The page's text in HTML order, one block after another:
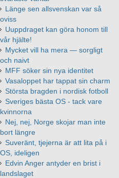
Länge sen allsvenskan var så
oviss
Uuppdraget kan göra honom till
vår hjälte!
Mycket vill ha mera — sorgligt
och naivt
MFF söker sin nya identitet
Vasaloppet har tappat sin charm
Största bragden i nordisk fotboll
Sveriges bästa OS - tack vare
kvinnorna
Nej, nej, Norge skojar man inte
bort längre
Suveränt, tjejerna är att lita på i
OS, ideligen
Edvin Anger antyder en brist i
landslaget